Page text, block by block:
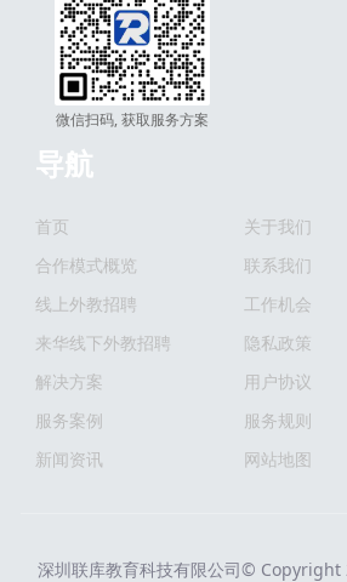
微信扫码, 获取服务方案
导航
首页
合作模式概览
线上外教招聘
来华线下外教招聘
解决方案
服务案例
新闻资讯
关于我们
联系我们
工作机会
隐私政策
用户协议
服务规则
网站地图
深圳联库教育科技有限公司©